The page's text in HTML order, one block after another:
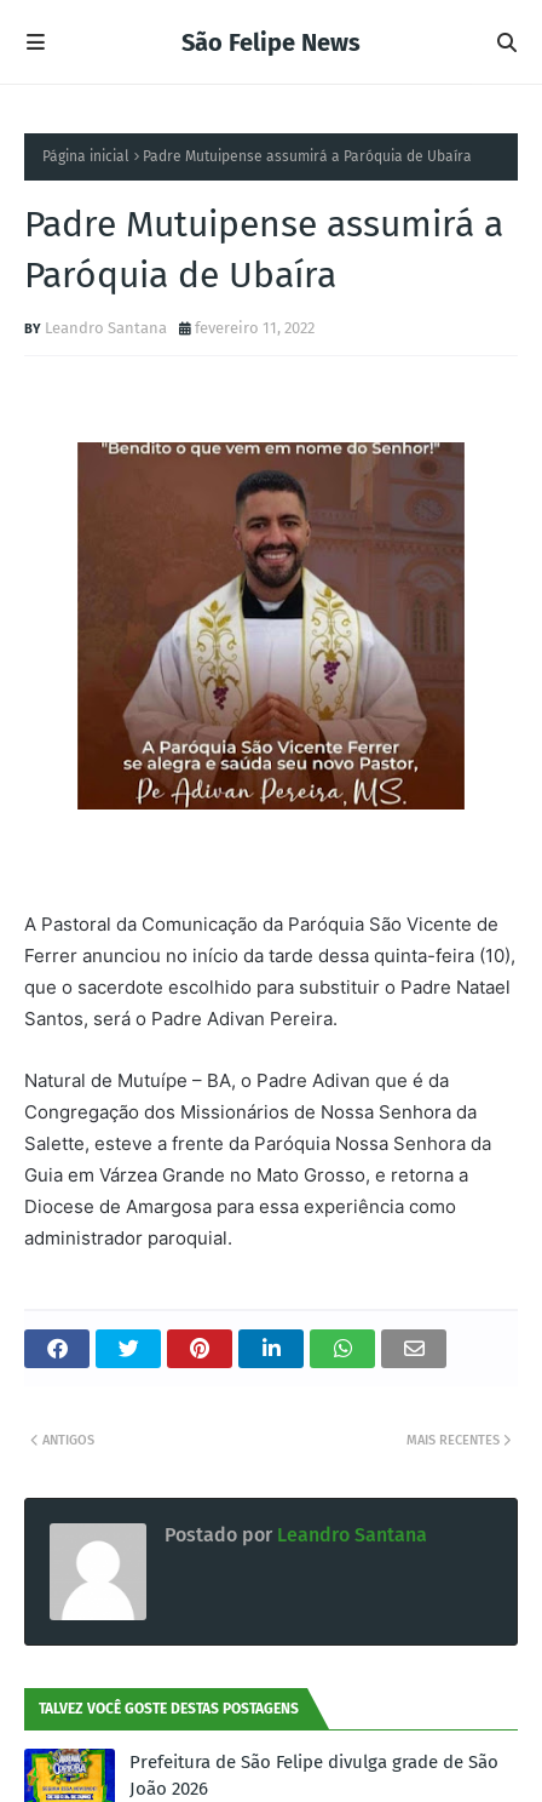
São Felipe News
Página inicial Padre Mutuipense assumirá a Paróquia de Ubaíra
Padre Mutuipense assumirá a
Paróquia de Ubaíra
Leandro Santana fevereiro 11, 2022
A Pastoral da Comunicação da Paróquia São Vicente de
Ferrer anunciou no início da tarde dessa quinta-feira (10),
que o sacerdote escolhido para substituir o Padre Natael
Santos, será o Padre Adivan Pereira.
Natural de Mutuípe – BA, o Padre Adivan que é da
Congregação dos Missionários de Nossa Senhora da
Salette, esteve a frente da Paróquia Nossa Senhora da
Guia em Várzea Grande no Mato Grosso, e retorna a
Diocese de Amargosa para essa experiência como
administrador paroquial.
MAIS RECENTES
ANTIGOS
Postado por Leandro Santana
TALVEZ VOCÊ GOSTE DESTAS POSTAGENS
Prefeitura de São Felipe divulga grade de São
João 2026